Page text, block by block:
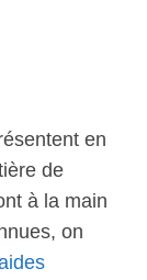
en
de
à la main
on